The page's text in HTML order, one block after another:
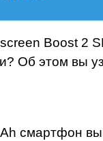
Boost 2
Об этом вы
смартфон